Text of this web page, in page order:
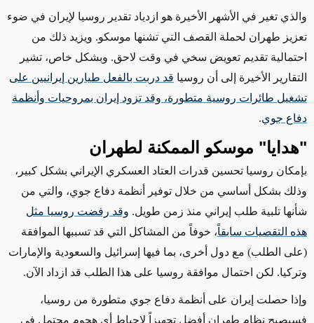
والذي تغير في الأشهر الأخيرة هو ازدياد تقدير روسيا لإيران في ضوء
تعزيز طهران لحملة القصف التي تشنها موسكو. ويزيد ذلك من
احتمالية تقديم تعويض سخي في وقت لاحق. وبشكل خاص، تشير
التقارير الأخيرة إلى أن روسيا قد دربت بالفعل طيارين إيرانيين على
تشغيل طائرات روسية متطورة، وقد تزود إيران بمروحيات وأنظمة
دفاع جوي.
"هدايا" موسكو الممكنة لطهران
بإمكان روسيا تحسين قدرات العتاد العسكري الإيراني بشكل كبير،
وذلك بشكل أساسي من خلال توفير أنظمة دفاع جوي، والتي من
شأنها تلبية طلب إيراني منذ زمن طويل. وقد رفضت روسيا مثل
هذه التقصيات سابقاً، خوفاً من المشاكل التي قد تسببها الموافقة
(على الطلب) مع دول أخرى، بما فيها إسرائيل والسعودية والإمارات
وتركيا. لكن احتمال موافقة روسيا على هذا
الطلب قد ازداد الآن.
وإذا حصلت إيران على أنظمة دفاع جوي متطورة من روسيا،
فسيصبح نظام طهران أفضل تجهيزاً لإحباط أي هجوم محتمل في